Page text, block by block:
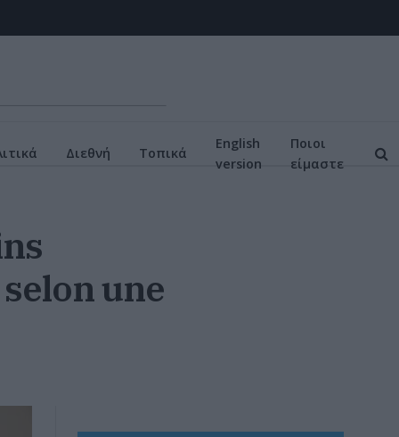
Διεθνή Τοπικά
English
version
Ποιοι
είμαστε
une